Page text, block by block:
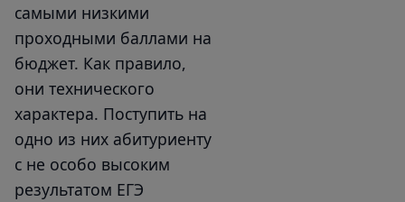
самыми низкими
проходными баллами на
бюджет. Как правило,
они технического
характера. Поступить на
одно из них абитуриенту
с не особо высоким
результатом ЕГЭ